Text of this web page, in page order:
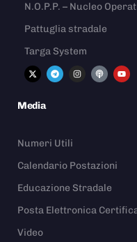
N.O.P.P. – Nucleo
Pattuglia stradale
Targa System
Media
Numeri Utili
Calendario Postazioni
Educazione Stradale
Posta Elettronica
Video